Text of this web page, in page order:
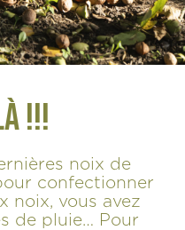
!!!
noix de
confectionner
noix, vous avez
de pluie… Pour